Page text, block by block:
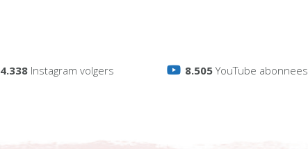
4.338Instagram volgers 8.505YouTube abonnees